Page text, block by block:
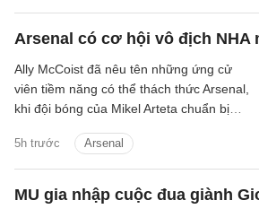
tiếp tục gắn bó với Real Madrid.
Arsenal có cơ hội vô địch NHA
5h trước Arsenal
Ally McCoist đã nêu tên những ứng cử
viên tiềm năng có thể thách thức Arsenal,
khi đội bóng của Mikel Arteta chuẩn bị
MU gia nhập cuộc đua giành